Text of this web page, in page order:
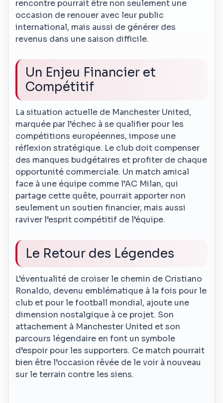
rencontre pourrait être non seulement une
occasion de renouer avec leur public
international, mais aussi de générer des
revenus dans une saison difficile.
Un Enjeu Financier et
Compétitif
La situation actuelle de Manchester United,
marquée par l’échec à se qualifier pour les
compétitions européennes, impose une
réflexion stratégique. Le club doit compenser
des manques budgétaires et profiter de chaque
opportunité commerciale. Un match amical
face à une équipe comme l’AC Milan, qui
partage cette quête, pourrait apporter non
seulement un soutien financier, mais aussi
raviver l’esprit compétitif de l’équipe.
Le Retour des Légendes
L’éventualité de croiser le chemin de Cristiano
Ronaldo, devenu emblématique à la fois pour le
club et pour le football mondial, ajoute une
dimension nostalgique à ce projet. Son
attachement à Manchester United et son
parcours légendaire en font un symbole
d’espoir pour les supporters. Ce match pourrait
bien être l’occasion rêvée de le voir à nouveau
sur le terrain contre les siens.